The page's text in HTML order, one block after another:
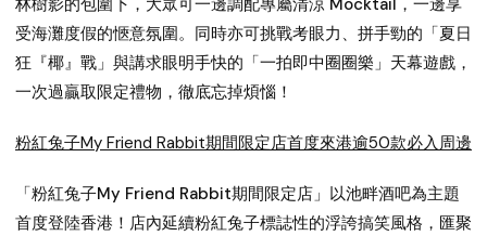
林樹影的包圍下，大眾可一邊調配專屬清涼 Mocktail，一邊享
受海灘度假的愜意氛圍。同時亦可挑戰考眼力、拼手勁的「夏日
狂『椰』戰」與講求眼明手快的「一拍即中圈圈樂」天幕遊戲，
一次過贏取限定禮物，徹底忘掉煩惱！
粉紅兔子My Friend Rabbit期間限定店首度來港逾50款必入周邊
「粉紅兔子My Friend Rabbit期間限定店」以池畔酒吧為主題
首度登陸香港！店內延續粉紅兔子標誌性的浮誇搞笑風格，匯聚